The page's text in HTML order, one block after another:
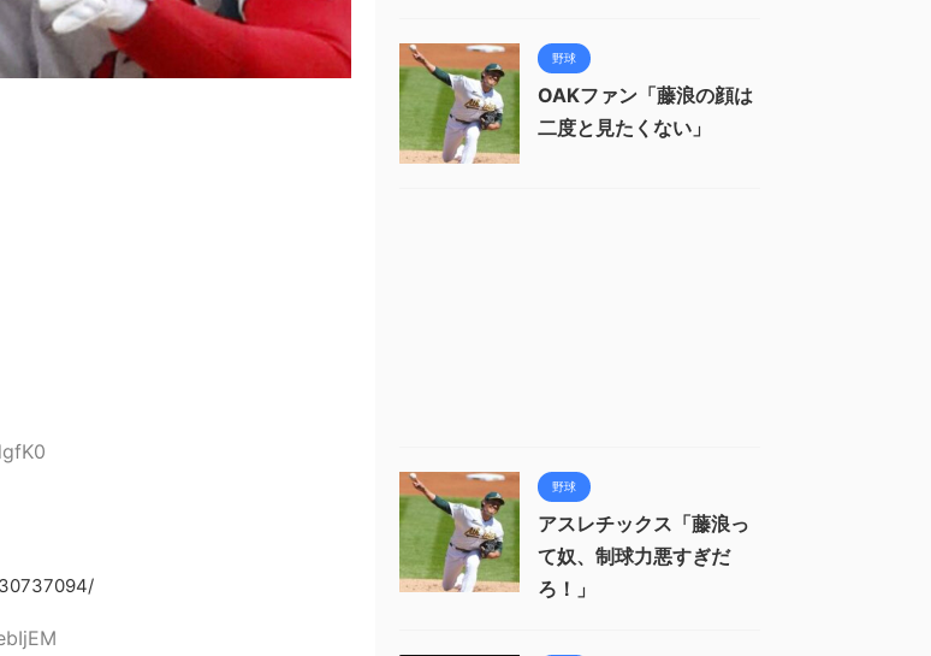
野球
OAKファン「藤浪の顔は
二度と見たくない」
野球
アスレチックス「藤浪っ
て奴、制球力悪すぎだ
ろ！」